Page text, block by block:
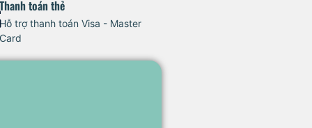
Thanh toán thẻ
Hỗ trợ thanh toán Visa - Master
Card